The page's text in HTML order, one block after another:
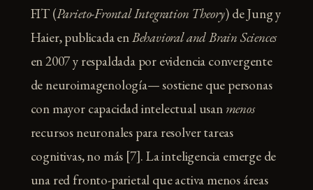
FIT (Parieto-Frontal Integration Theory) de Jung y
Haier, publicada enBehavioral and Brain Sciences
en 2007 y respaldada por evidencia convergente
de neuroimagenología— sostiene que personas
con mayor capacidad intelectual usan menos
recursos neuronales para resolver tareas
cognitivas, no más [7]. La inteligencia emerge de
una red fronto-parietal que activa menos áreas